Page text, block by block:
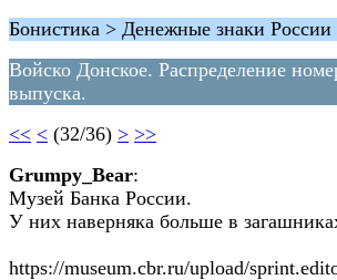
Бонистика > Денежные знаки России
Войско Донское. Распределение
выпуска.
<< < (32/36) > >>
Grumpy_Bear:
Музей Банка России.
У них наверняка больше в
https://museum.cbr.ru/upload/